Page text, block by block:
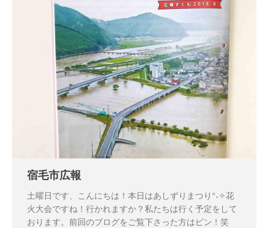
宿毛市広報
土曜日です、こんにちは！本日はあしずりまつり°˖✧花
火大会ですね！行かれますか？私たちは行く予定をして
おります。前回のブログをご覧下さった方はピン！笑